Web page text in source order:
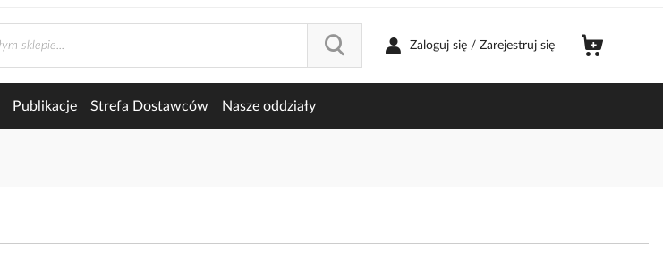
Zaloguj się / Zarejestruj się
Publikacje Strefa Dostawców Nasze oddziały